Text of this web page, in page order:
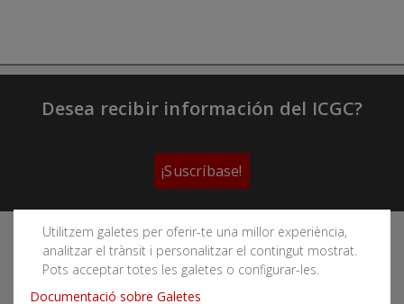
Utilitzem galetes per oferir-te una millor experiència,
analitzar el trànsit i personalitzar el contingut mostrat.
Pots acceptar totes les galetes o configurar-les.
Documentació sobre Galetes
Desea recibir información del ICGC?
¡Suscríbase!
Sigue las redes sociales del Instituto Cartográfico y
Geológico de Cataluña